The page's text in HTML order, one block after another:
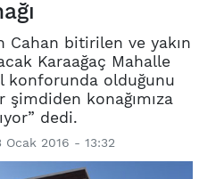
Cahan bitirilen ve yakın
Karaağaç Mahalle
konforunda olduğunu
şimdiden konağımıza
dedi.
Ocak 2016 - 13:32